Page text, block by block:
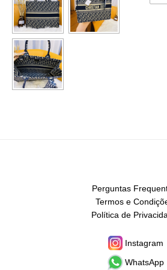
Perguntas
Termos e
Política de
Instagram
WhatsApp